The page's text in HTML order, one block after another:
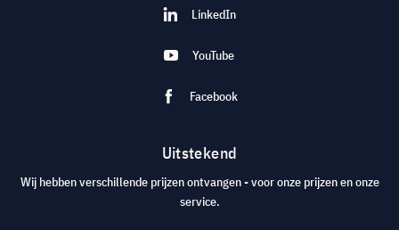
LinkedIn
YouTube
Facebook
Uitstekend
Wij hebben verschillende prijzen ontvangen - voor onze prijzen en onze
service.